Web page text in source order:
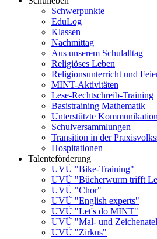
Schwerpunkte
EduLog
Klassen
Nachmittag
Aus unserem Schulalltag
Religiöses Leben
Religionsunterricht und
MINT-Aktivitäten
Lese-Rechtschreib-Training
Basistraining Mathematik
Unterstützte Kommunikation
Schulversammlungen
Transition in der
Hospitationen
Talenteförderung
UVÜ "Bike-Training"
UVÜ "Bücherwurm trifft
UVÜ "Chor"
UVÜ "English experts"
UVÜ "Let's do MINT"
UVÜ "Mal- und
UVÜ "Zirkus"